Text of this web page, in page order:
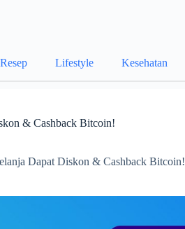
Resep Lifestyle Kesehatan
& Cashback Bitcoin!
Dapat Diskon & Cashback Bitcoin!